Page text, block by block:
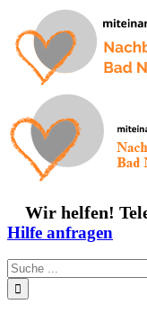
Inhalt
springen
Wir helfen!
Hilfe anfragen
Suche
nach: